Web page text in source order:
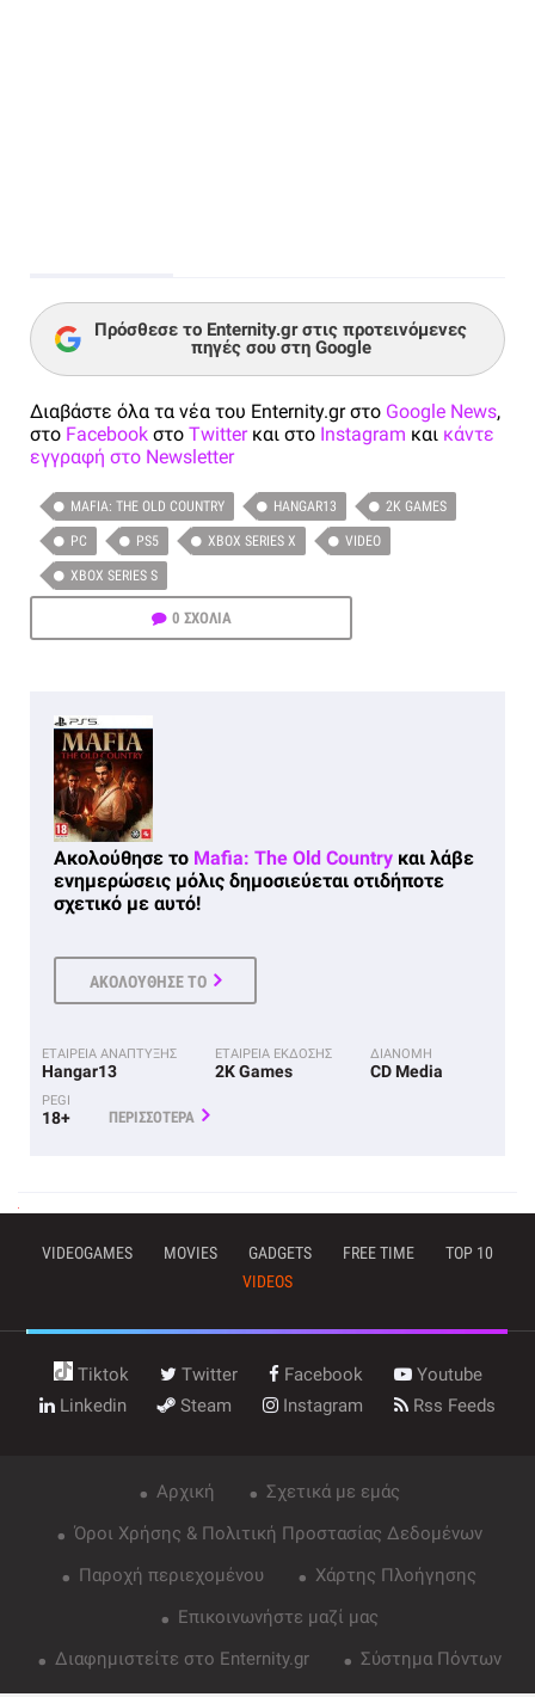
Πρόσθεσε το Enternity.gr στις προτεινόμενες
πηγές σου στη Google
Διαβάστε όλα τα νέα του Enternity.gr στο Google News,
στο Facebook στο Twitterκαι στο Instagram και κάντε
εγγραφή στο Newsletter
MAFIA: THE OLD COUNTRY HANGAR13 2K GAMES
PC PS5 XBOX SERIES X VIDEO
XBOX SERIES S
0 ΣΧΟΛΙΑ
Ακολούθησε το Mafia: The Old Country και λάβε
ενημερώσεις μόλις δημοσιεύεται οτιδήποτε
σχετικό με αυτό!
ΑΚΟΛΟΥΘΗΣΕ ΤΟ
ΕΤΑΙΡΕΙΑ ΑΝΑΠΤΥΞΗΣ
Hangar13
ΕΤΑΙΡΕΙΑ ΕΚΔΟΣΗΣ
2K Games
ΔΙΑΝΟΜΗ
CD Media
PEGI
18+ ΠΕΡΙΣΣΟΤΕΡΑ
VIDEOGAMES MOVIES GADGETS FREE TIME
TOP 10
VIDEOS
Tiktok Twitter Facebook
Youtube
Linkedin
Steam Instagram Rss Feeds
Αρχική
Σχετικά με εμάς
Όροι Χρήσης & Πολιτική Προστασίας Δεδομένων
Παροχή περιεχομένου
Χάρτης Πλοήγησης
Επικοινωνήστε μαζί μας
Διαφημιστείτε στο Enternity.gr
Σύστημα Πόντων